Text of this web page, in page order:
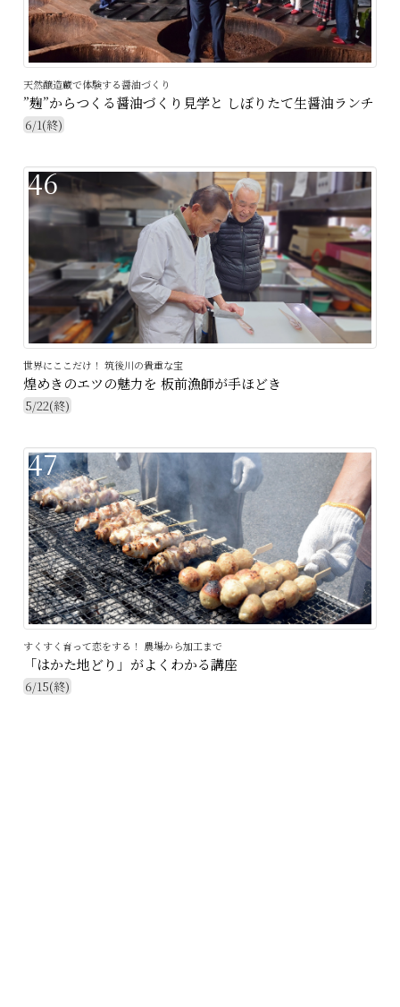
天然醸造蔵で体験する醤油づくり
”麹”からつくる醤油づくり見学と しぼりたて生醤油ランチ
6/1(終)
46
世界にここだけ！ 筑後川の貴重な宝
煌めきのエツの魅力を 板前漁師が手ほどき
5/22(終)
47
すくすく育って恋をする！ 農場から加工まで
「はかた地どり」がよくわかる講座
6/15(終)